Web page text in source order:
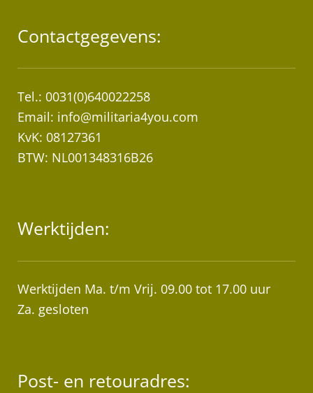
Contactgegevens:
Tel.: 0031(0)640022258
Email: info@militaria4you.com
KvK: 08127361
BTW: NL001348316B26
Werktijden:
Werktijden Ma. t/m Vrij. 09.00 tot 17.00 uur
Za. gesloten
Post- en retouradres: